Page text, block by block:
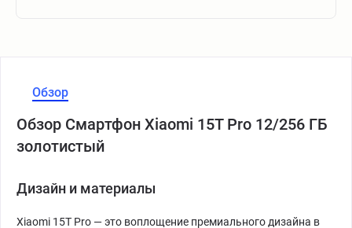
Обзор
Обзор Смартфон Xiaomi 15T Pro 12/256 ГБ
золотистый
Дизайн и материалы
Xiaomi 15T Pro — это воплощение премиального дизайна в